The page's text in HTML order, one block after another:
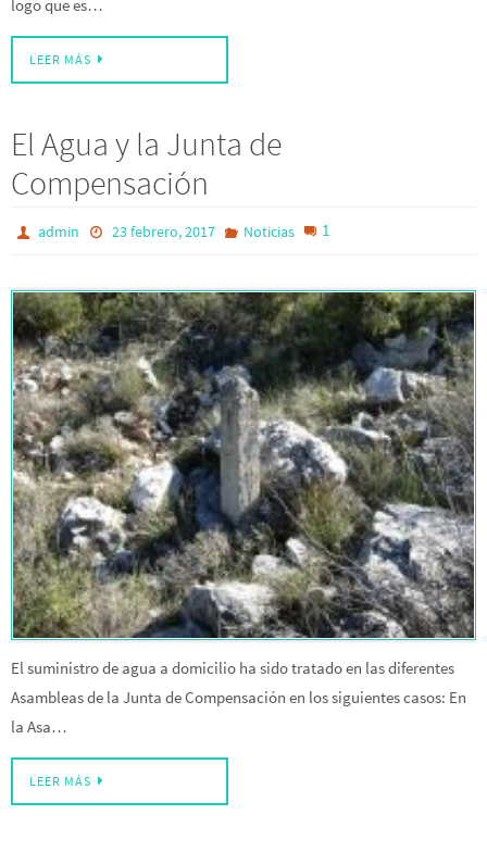
logo que es…
LEER MÁS
El Agua y la Junta de
Compensación
admin 23 febrero, 2017 Noticias 1
El suministro de agua a domicilio ha sido tratado en las diferentes
Asambleas de la Junta de Compensación en los siguientes casos: En
la Asa…
LEER MÁS